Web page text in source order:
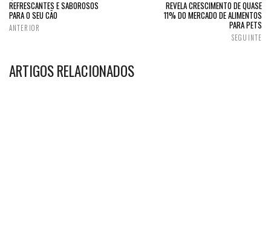
REFRESCANTES E SABOROSOS
PARA O SEU CÃO
ANTERIOR
REVELA CRESCIMENTO DE QUASE
11% DO MERCADO DE ALIMENTOS
PARA PETS
SEGUINTE
ARTIGOS RELACIONADOS